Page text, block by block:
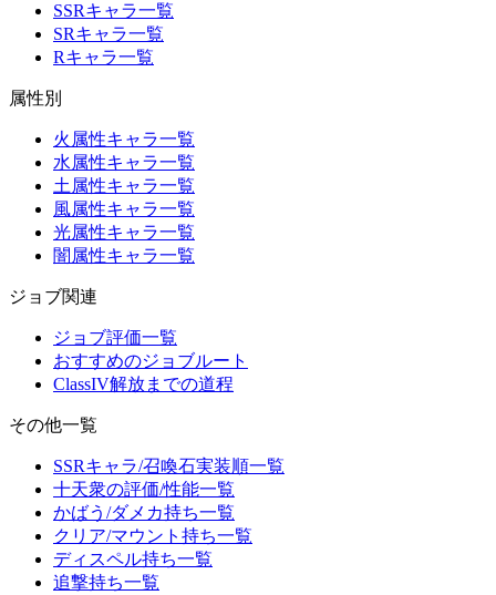
SSRキャラ一覧
SRキャラ一覧
Rキャラ一覧
属性別
火属性キャラ一覧
水属性キャラ一覧
土属性キャラ一覧
風属性キャラ一覧
光属性キャラ一覧
闇属性キャラ一覧
ジョブ関連
ジョブ評価一覧
おすすめのジョブルート
ClassIV解放までの道程
その他一覧
SSRキャラ/召喚石実装順一覧
十天衆の評価/性能一覧
かばう/ダメカ持ち一覧
クリア/マウント持ち一覧
ディスペル持ち一覧
追撃持ち一覧